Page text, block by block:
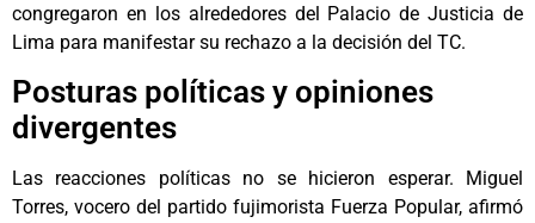
congregaron en los alrededores del Palacio de Justicia de
Lima para manifestar su rechazo a la decisión del TC.
Posturas políticas y opiniones
divergentes
Las reacciones políticas no se hicieron esperar. Miguel
Torres, vocero del partido fujimorista Fuerza Popular, afirmó